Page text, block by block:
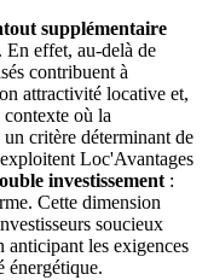
supplémentaire
. En effet, au-delà de
contribuent à
attractivité locative et,
où la
critère déterminant de
Loc'Avantages
investissement :
Cette dimension
soucieux
anticipant les exigences
énergétique.